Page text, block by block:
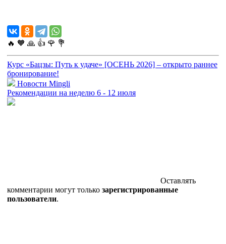
🔥 🧡 🙏 👍 🌹 💐
Курс «Бацзы: Путь к удаче» [ОСЕНЬ 2026] – открыто раннее
бронирование!
Новости Mingli
Рекомендации на неделю 6 - 12 июля
Оставлять
комментарии могут только зарегистрированные
пользователи.